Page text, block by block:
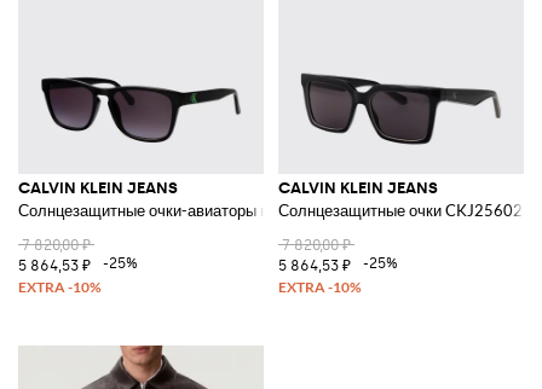
CALVIN KLEIN JEANS
Солнцезащитные очки-авиаторы в ацетатной оправе с цветными
7 820,00 ₽
5 864,53 ₽
-25%
CALVIN KLEIN JEANS
Солнцезащитные очки CKJ25602S
7 820,00 ₽
5 864,53 ₽
-25%